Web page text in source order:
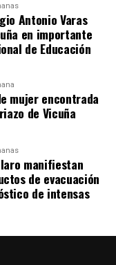
Antonio Varas
en importante
de Educación
mujer encontrada
de Vicuña
manifiestan
de evacuación
de intensas